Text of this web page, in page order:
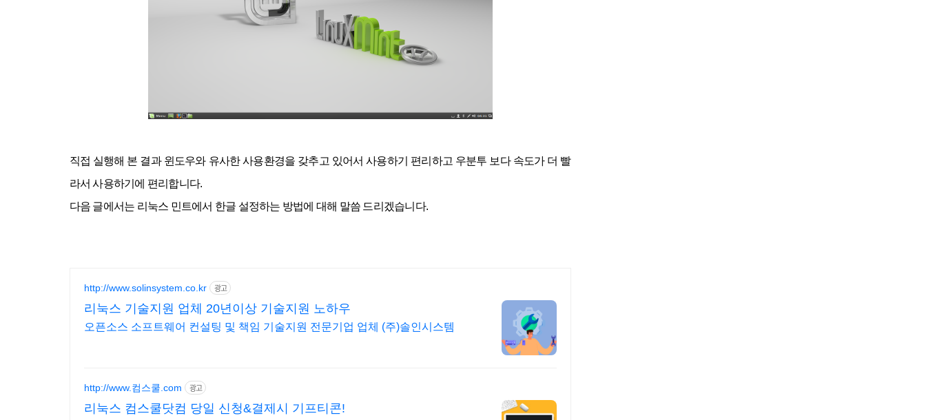
직접 실행해 본 결과 윈도우와 유사한 사용환경을 갖추고 있어서 사용하기 편리하고 우분투 보다 속도가 더 빨
라서사용하기에 편리합니다.
다음 글에서는 리눅스 민트에서 한글 설정하는 방법에 대해 말씀 드리겠습니다.
http://www.solinsystem.co.kr 광고
리눅스 기술지원 업체 20년이상 기술지원 노하우
오픈소스 소프트웨어 컨설팅 및 책임 기술지원 전문기업 업체 (주)솔인시스템
http://www.컴스쿨.com 광고
리눅스 컴스쿨닷컴 당일 신청&결제시 기프티콘!